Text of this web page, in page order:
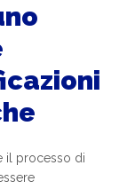
il processo di